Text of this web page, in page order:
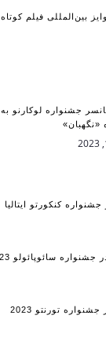
بین‌المللی فیلم کوتاه
جشنواره لوکارنو به
«نگهبان»
کنکورتو ایتالیا
سائوپائولو 2023
تورنتو 2023